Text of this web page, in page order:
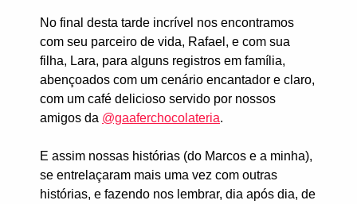
No final desta tarde incrível nos encontramos
com seu parceiro de vida, Rafael, e com sua
filha, Lara, para alguns registros em família,
abençoados com um cenário encantador e claro,
com um café delicioso servido por nossos
amigos da @gaaferchocolateria.
E assim nossas histórias (do Marcos e a minha),
se entrelaçaram mais uma vez com outras
histórias, e fazendo nos lembrar, dia após dia, de